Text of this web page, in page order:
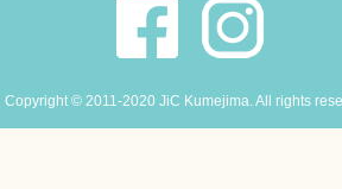
Copyright © 2011-2020 JiC Kumejima. All rights